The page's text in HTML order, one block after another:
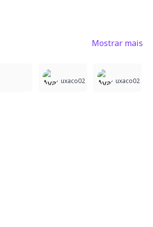
Mostrar mais
uxaco02 uxaco02